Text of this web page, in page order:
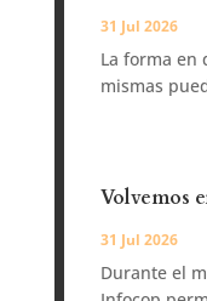
31 Jul 2026
La forma en
mismas
Volvemos
31 Jul 2026
Durante el